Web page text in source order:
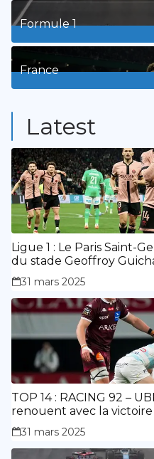
8
Formule 1
3
France
Latest
Ligue 1 : Le Paris Saint-
du stade Geoffroy
doublé de Doué.
31 mars 2025
TOP 14 : RACING 92 –
renouent avec la victoire
31 mars 2025